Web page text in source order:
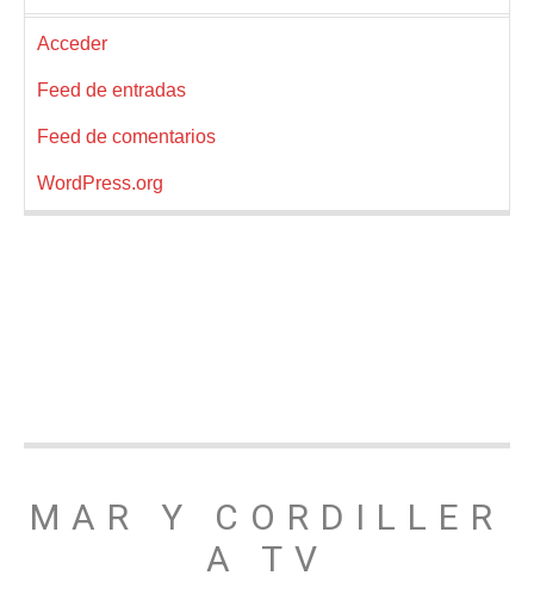
Acceder
Feed de entradas
Feed de comentarios
WordPress.org
MAR Y CORDILLER
A TV